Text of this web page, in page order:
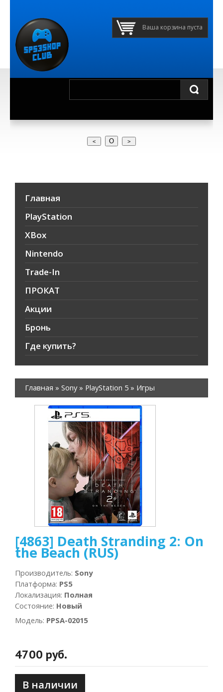
Ваша корзина пуста
О
Главная
PlayStation
XBox
Nintendo
Trade-In
ПРОКАТ
Акции
Бронь
Где купить?
Главная » Sony » PlayStation 5 » Игры
[4863] Death Stranding 2: On
the Beach (RUS)
Производитель: Sony
Платформа: PS5
Локализация: Полная
Состояние: Новый
Модель: PPSA-02015
4700 руб.
В наличии